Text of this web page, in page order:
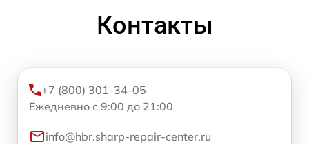
Контакты
+7 (800) 301-34-05
Ежедневно с 9:00 до 21:00
info@hbr.sharp-repair-center.ru